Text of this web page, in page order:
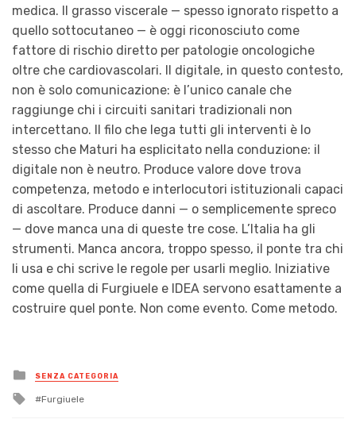
medica. Il grasso viscerale — spesso ignorato rispetto a
quello sottocutaneo — è oggi riconosciuto come
fattore di rischio diretto per patologie oncologiche
oltre che cardiovascolari. Il digitale, in questo contesto,
non è solo comunicazione: è l’unico canale che
raggiunge chi i circuiti sanitari tradizionali non
intercettano. Il filo che lega tutti gli interventi è lo
stesso che Maturi ha esplicitato nella conduzione: il
digitale non è neutro. Produce valore dove trova
competenza, metodo e interlocutori istituzionali capaci
di ascoltare. Produce danni — o semplicemente spreco
— dove manca una di queste tre cose. L’Italia ha gli
strumenti. Manca ancora, troppo spesso, il ponte tra chi
li usa e chi scrive le regole per usarli meglio. Iniziative
come quella di Furgiuele e IDEA servono esattamente a
costruire quel ponte. Non come evento. Come metodo.
Posted
in
SENZA CATEGORIA
Tagged
Furgiuele